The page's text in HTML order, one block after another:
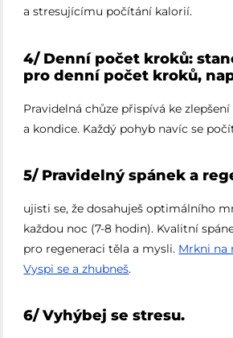
a stresujícímu počítání kalorií.
4/ Denní počet kroků:
pro denní počet kroků,
Pravidelná chůze přispívá ke
a kondice. Každý pohyb navíc se
5/ Pravidelný spánek a
ujisti se, že dosahuješ optimálního
každou noc (7-8 hodin). Kvalitní
pro regeneraci těla a mysli. Mrkni na
Vyspi se a zhubneš.
6/ Vyhýbej se stresu.